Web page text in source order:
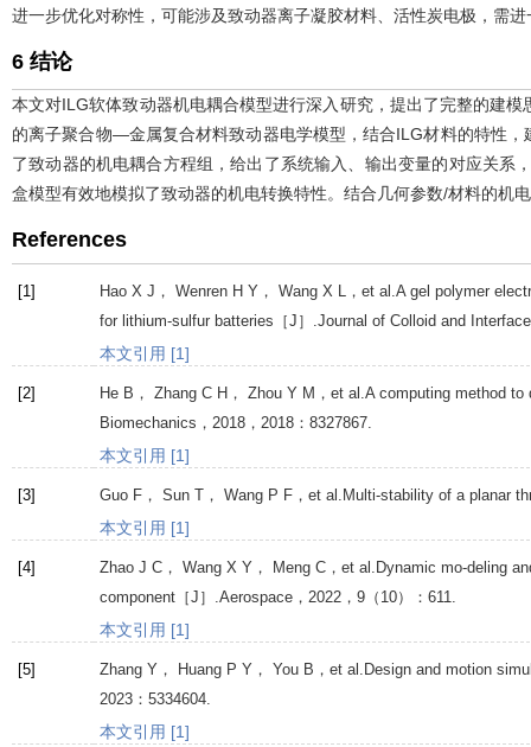
进一步优化对称性，可能涉及致动器离子凝胶材料、活性炭电极，需
6 结论
本文对ILG软体致动器机电耦合模型进行深入研究，提出了完整的建
的离子聚合物—金属复合材料致动器电学模型，结合ILG材料的特性
了致动器的机电耦合方程组，给出了系统输入、输出变量的对应关
盒模型有效地模拟了致动器的机电转换特性。结合几何参数/材料的机
References
[1] Hao X J ， Wenren H Y ， Wang X L
，et al.A gel polymer
for lithium-sulfur batteries［J］. Journal of Colloid and
本文引用 [1]
[2] He B ， Zhang C H ， Zhou Y M ，et al.A computing method
Biomechanics ， 2018 ， 2018 ：8327867.
本文引用 [1]
[3] Guo F ， Sun T ， Wang P F ，et al.Multi-stability of a planar
本文引用 [1]
[4] Zhao J C ， Wang X Y ， Meng C ，et al.Dynamic mo-deling
component［J］. Aerospace ， 2022 ， 9 （10）：611.
本文引用 [1]
[5] Zhang Y ， Huang P Y ， You B ，et al.Design and motion
2023 ：5334604.
本文引用 [1]